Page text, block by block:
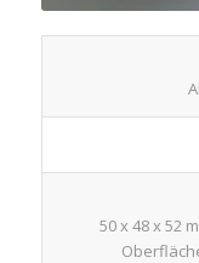
50 x 48 x 52